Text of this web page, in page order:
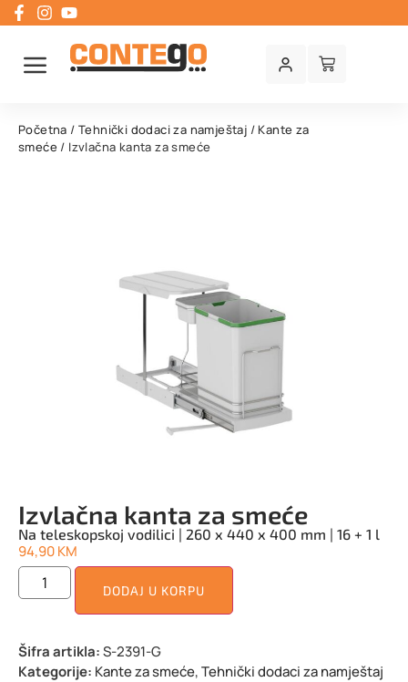
Početna /Tehnički dodaci za namještaj / Kante za
smeće / Izvlačna kanta za smeće
Izvlačna kanta za smeće
Na teleskopskoj vodilici | 260 x 440 x 400 mm | 16 + 1 l
94,90KM
DODAJ U KORPU
Šifra artikla:S-2391-G
Kategorije: Kante za smeće,Tehnički dodaci za namještaj